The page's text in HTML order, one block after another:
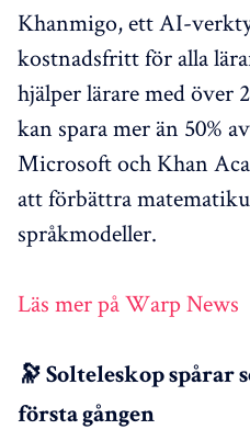
Khanmigo, ett AI-
kostnadsfritt för alla
hjälper lärare med över
kan spara mer än 50%
Microsoft och Khan
att förbättra
språkmodeller.
Läs mer på Warp News
🔭 Solteleskop
första gången